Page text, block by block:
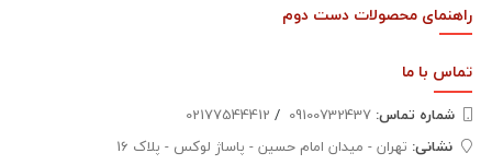
راهنمای محصولات دست دوم
تماس با ما
شماره تماس‌: /
02177544412
نشانی: تهران - میدان امام حسین - پاساژ لوکس - پلاک 16